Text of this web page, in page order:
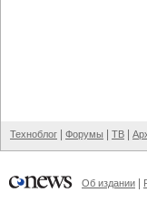
Техноблог Форумы ТВ
Об издании